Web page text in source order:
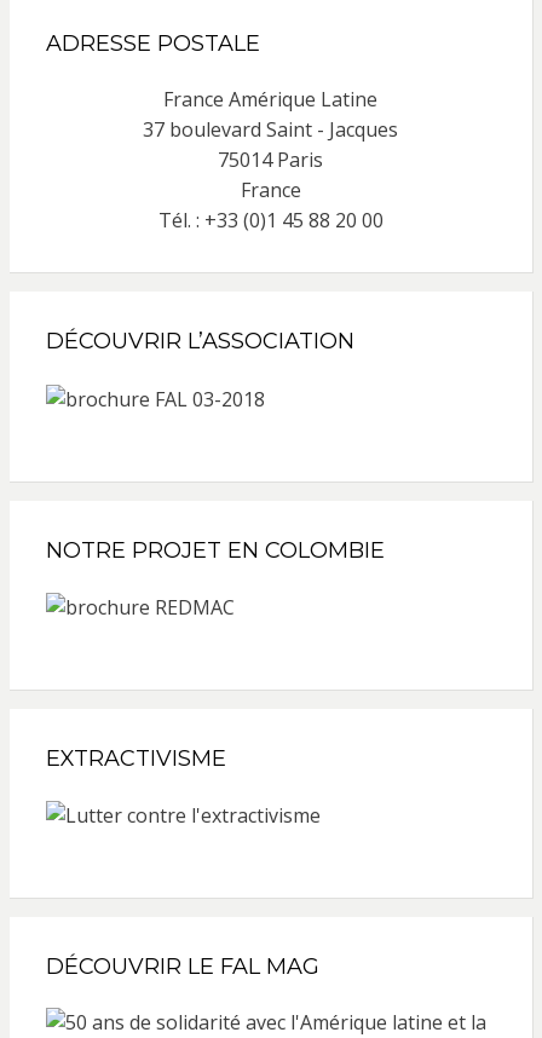
ADRESSE POSTALE
France Amérique Latine
37 boulevard Saint - Jacques
75014 Paris
France
Tél. : +33 (0)1 45 88 20 00
DÉCOUVRIR L’ASSOCIATION
NOTRE PROJET EN COLOMBIE
EXTRACTIVISME
DÉCOUVRIR LE FAL MAG